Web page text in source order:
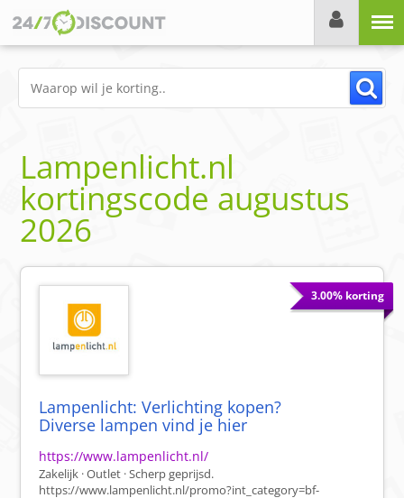
Lampenlicht.nl
kortingscode augustus
2026
3.00% korting
Lampenlicht: Verlichting kopen?
Diverse lampen vind je hier
https://www.lampenlicht.nl/
Zakelijk · Outlet · Scherp geprijsd.
https://www.lampenlicht.nl/promo?int_category=bf-